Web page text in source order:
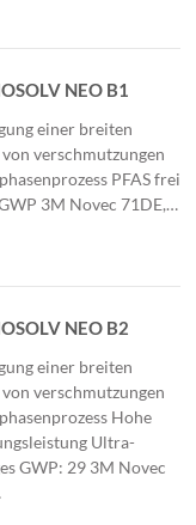
NEO B1
einer breiten
verschmutzungen
PFAS frei
3M Novec 71DE,…
NEO B2
einer breiten
verschmutzungen
Hohe
Ultra-
GWP: 29 3M Novec